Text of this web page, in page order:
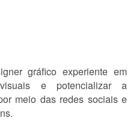
gráfico experiente em
e potencializar a
meio das redes sociais e